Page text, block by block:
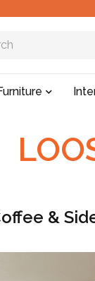
&